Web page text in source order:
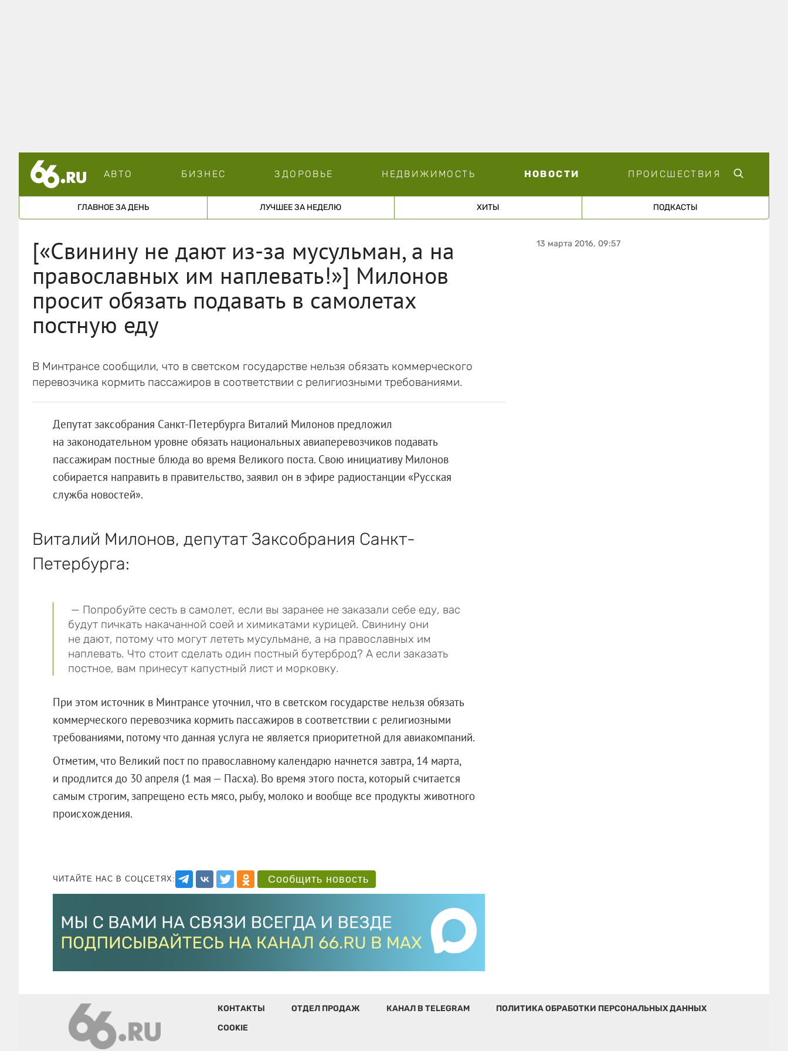
АВТО БИЗНЕС ЗДОРОВЬЕ НЕДВИЖИМОСТЬ НОВОСТИ ПРОИСШЕСТВИЯ
ГЛАВНОЕ ЗА ДЕНЬ ЛУЧШЕЕ ЗА НЕДЕЛЮ ХИТЫ ПОДКАСТЫ
[«Свинину не дают из-за мусульман, а на
православных им наплевать!»] Милонов
просит обязать подавать в самолетах
постную еду
В Минтрансе сообщили, что в светском государстве нельзя обязать коммерческого
перевозчика кормить пассажиров в соответствии с религиозными требованиями.
Депутат заксобрания Санкт-Петербурга Виталий Милонов предложил
на законодательном уровне обязать национальных авиаперевозчиков подавать
пассажирам постные блюда во время Великого поста. Свою инициативу Милонов
собирается направить в правительство, заявил он в эфире радиостанции «Русская
служба новостей».
Виталий Милонов, депутат Заксобрания Санкт-
Петербурга:
— Попробуйте сесть в самолет, если вы заранее не заказали себе еду, вас
будут пичкать накачанной соей и химикатами курицей. Свинину они
не дают, потому что могут лететь мусульмане, а на православных им
наплевать. Что стоит сделать один постный бутерброд? А если заказать
постное, вам принесут капустный лист и морковку.
При этом источник в Минтрансе уточнил, что в светском государстве нельзя обязать
коммерческого перевозчика кормить пассажиров в соответствии с религиозными
требованиями, потому что данная услуга не является приоритетной для авиакомпаний.
Отметим, что Великий пост по православному календарю начнется завтра, 14 марта,
и продлится до 30 апреля (1 мая — Пасха). Во время этого поста, который считается
самым строгим, запрещено есть мясо, рыбу, молоко и вообще все продукты животного
происхождения.
ЧИТАЙТЕ НАС В СОЦСЕТЯХ: Сообщить новость
13 марта 2016, 09:57
КОНТАКТЫ ОТДЕЛ ПРОДАЖ КАНАЛ В TELEGRAM
ПОЛИТИКА ОБРАБОТКИ ПЕРСОНАЛЬНЫХ ДАННЫХ
COOKIE